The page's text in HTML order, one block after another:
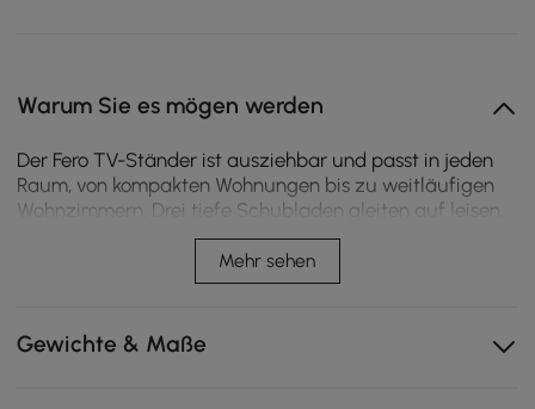
Warum Sie es mögen werden
Der Fero TV-Ständer ist ausziehbar und passt in jeden
Raum, von kompakten Wohnungen bis zu weitläufigen
Wohnzimmern. Drei tiefe Schubladen gleiten auf leisen,
sanft schließenden Schienen auf und halten alltägliche
Utensilien ordentlich organisiert und griffbereit.
Ihrem Raum zu passen – egal welche Größe dieser
hat.
Mehr sehen
Gewichte & Maße